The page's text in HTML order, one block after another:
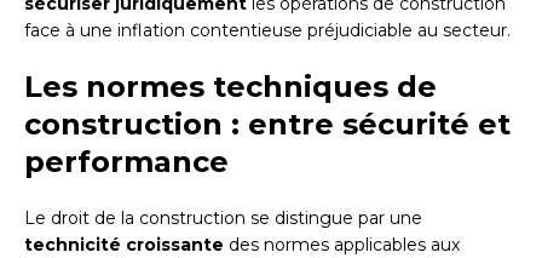
face à une inflation contentieuse préjudiciable au secteur.
Les normes techniques de
construction : entre sécurité et
performance
Le droit de la construction se distingue par une
technicité croissante des normes applicables aux